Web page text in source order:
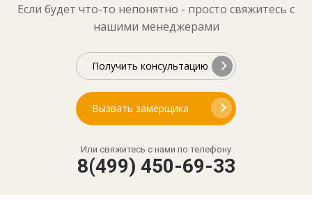
Если будет что-то непонятно - просто свяжитесь с
нашими менеджерами
Получить консультацию
Вызвать замерщика
Или свяжитесь с нами по телефону
8(499) 450-69-33